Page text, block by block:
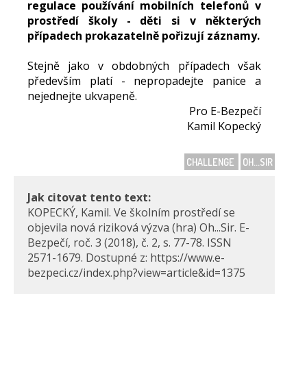
regulace používání mobilních telefonů v
prostředí školy - děti si v některých
případech prokazatelně pořizují záznamy.
Stejně jako v obdobných případech však
především platí - nepropadejte panice a
nejednejte ukvapeně.
Pro E-Bezpečí
Kamil Kopecký
CHALLENGE OH...SIR
Jak citovat tento text:
KOPECKÝ, Kamil. Ve školním prostředí se
objevila nová riziková výzva (hra) Oh...Sir. E-
Bezpečí, roč. 3 (2018), č. 2, s. 77-78. ISSN
2571-1679. Dostupné z: https://www.e-
bezpeci.cz/index.php?view=article&id=1375